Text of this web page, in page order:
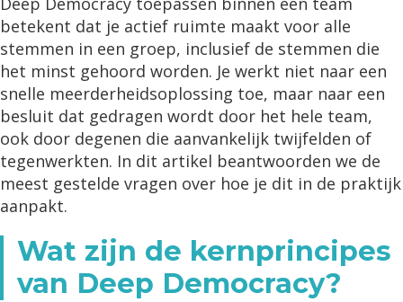
betekent dat je actief ruimte maakt voor alle
stemmen in een groep, inclusief de stemmen die
het minst gehoord worden. Je werkt niet naar een
snelle meerderheidsoplossing toe, maar naar een
besluit dat gedragen wordt door het hele team,
ook door degenen die aanvankelijk twijfelden of
tegenwerkten. In dit artikel beantwoorden we de
meest gestelde vragen over hoe je dit in de praktijk
aanpakt.
Wat zijn de kernprincipes
van Deep Democracy?